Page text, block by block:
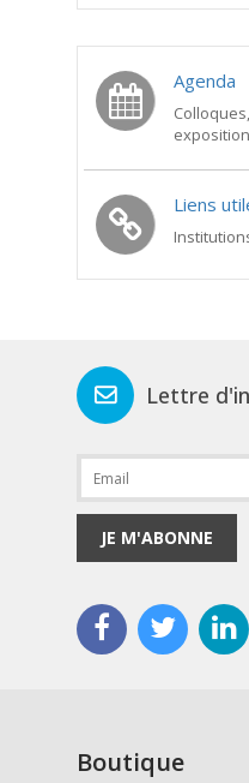
Agenda
Liens
Lettre
JE M'ABONNE
Boutique